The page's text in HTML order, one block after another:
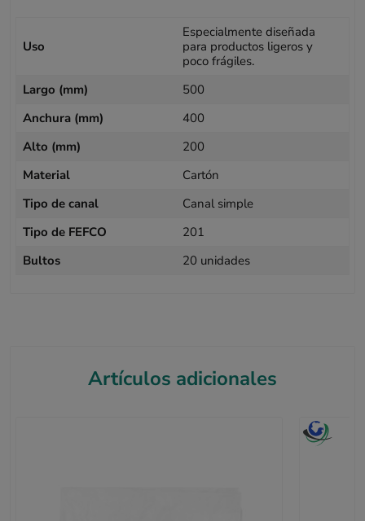
Uso
Especialmente diseñada
para productos ligeros y
poco frágiles.
Largo (mm)
500
Anchura (mm)
400
Alto (mm)
200
Material
Cartón
Tipo de canal
Canal simple
Tipo de FEFCO
201
Bultos
20 unidades
Artículos adicionales